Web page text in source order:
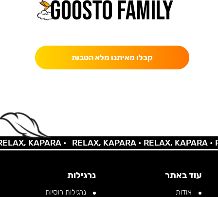
קבלו מאיתנו מלא הטבות
KAPARA • RELAX, KAPARA •RELAX, KAPARA •
עוד באתר
אודות
נרגילות
נרגילות רוסיות